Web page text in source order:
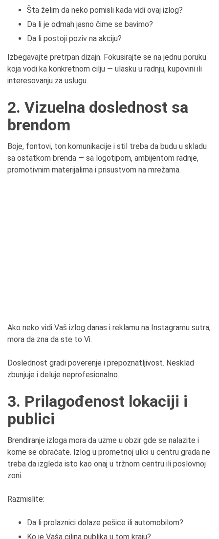
Šta želim da neko pomisli kada vidi ovaj izlog?
Da li je odmah jasno čime se bavimo?
Da li postoji poziv na akciju?
Izbegavajte pretrpan dizajn. Fokusirajte se na jednu poruku
koja vodi ka konkretnom cilju — ulasku u radnju, kupovini ili
interesovanju za uslugu.
2. Vizuelna doslednost sa
brendom
Boje, fontovi, ton komunikacije i stil treba da budu u skladu
sa ostatkom brenda — sa logotipom, ambijentom radnje,
promotivnim materijalima i prisustvom na mrežama.
Ako neko vidi Vaš izlog danas i reklamu na Instagramu sutra,
mora da zna da ste to Vi.
Doslednost gradi poverenje i prepoznatljivost. Nesklad
zbunjuje i deluje neprofesionalno.
3. Prilagođenost lokaciji i
publici
Brendiranje izloga mora da uzme u obzir gde se nalazite i
kome se obraćate. Izlog u prometnoj ulici u centru grada ne
treba da izgleda isto kao onaj u tržnom centru ili poslovnoj
zoni.
Razmislite:
Da li prolaznici dolaze pešice ili automobilom?
Ko je Vaša ciljna publika u tom kraju?